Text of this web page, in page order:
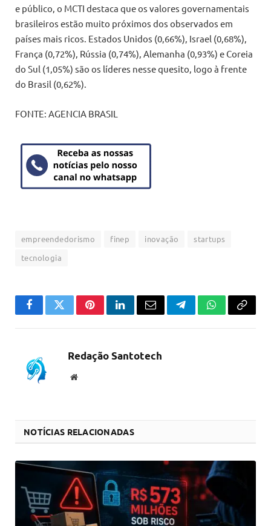
e público, o MCTI destaca que os valores governamentais
brasileiros estão muito próximos dos observados em
países mais ricos. Estados Unidos (0,66%), Israel (0,68%),
França (0,72%), Rússia (0,74%), Alemanha (0,93%) e Coreia
do Sul (1,05%) são os líderes nesse quesito, logo à frente
do Brasil (0,62%).
FONTE: AGENCIA BRASIL
empreendedorismo finep inovação
startups
tecnologia
FacebookTwitterPinterestLinkedInEmail TelegramWhatsApp
Copiar
Redação Santotech
Website
NOTÍCIAS RELACIONADAS